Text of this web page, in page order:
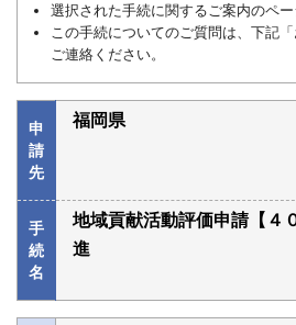
利用上の注意
よくあるご質問
選択された手続に関するご案内のペー
この手続についてのご質問は、下記
ご連絡ください。
申
請
先
福岡県
手
続
名
地域貢献活動評価申請【４
進